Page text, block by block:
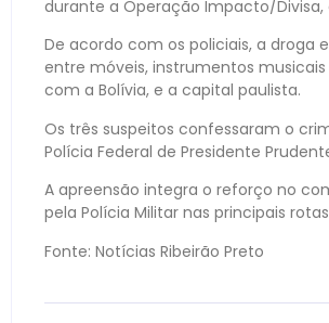
durante a Operação Impacto/Divisa,
De acordo com os policiais, a droga
entre móveis, instrumentos
com a Bolívia, e a capital paulista.
Os três suspeitos confessaram o
Polícia Federal de Presidente
A apreensão integra o reforço no
pela Polícia Militar nas principais
Fonte: Notícias Ribeirão Preto